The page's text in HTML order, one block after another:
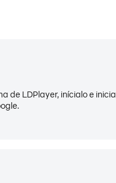
de LDPlayer, inícialo e inicia